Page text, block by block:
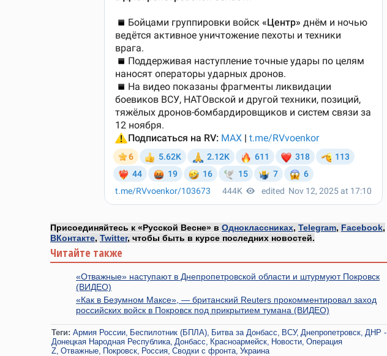
Присоединяйтесь к «Русской Весне» в Одноклассниках, Telegram, Facebook,
ВКонтакте, Twitter, чтобы быть в курсе последних новостей.
Читайте также
«Отважные» наступают в Днепропетровской области и штурмуют Покровск
(ВИДЕО)
«Как в Безумном Максе», — британский Reuters прокомментировал заход
российских войск в Покровск под прикрытием тумана (ВИДЕО)
Теги: Армия России Беспилотник (БПЛА) Битва за Донбасс ВСУ Днепропетровск ДНР -
Донецкая Народная Республика Донбасс Красноармейск Новости Операция
Z Отважные Покровск Россия Сводки с фронта Украина